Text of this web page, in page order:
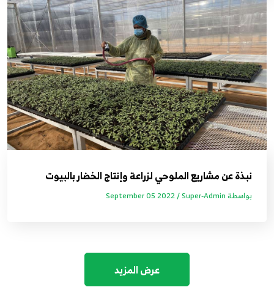
نبذة عن مشاريع الملوحي لزراعة وإنتاج الخضار بالبيوت
المحمية
بواسطة Super-Admin / 2022 September 05
عرض المزيد